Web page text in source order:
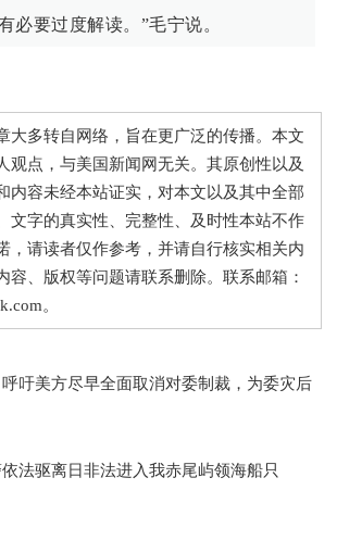
必要过度解读。”毛宁说。
多转自网络，旨在更广泛的传播。本文
观点，与美国新闻网无关。其原创性以及
内容未经本站证实，对本文以及其中全部
文字的真实性、完整性、及时性本站不作
，请读者仅作参考，并请自行核实相关内
容、版权等问题请联系删除。联系邮箱：
。
吁美方尽早全面取消对委制裁，为委灾后
法驱离日非法进入我赤尾屿领海船只